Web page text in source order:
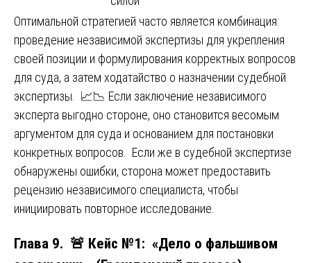
Оптимальной стратегией часто является комбинация:
проведение независимой экспертизы для укрепления
своей позиции и формулирования корректных вопросов
для суда, а затем ходатайство о назначении судебной
экспертизы. 📈📉 Если заключение независимого
эксперта выгодно стороне, оно становится весомым
аргументом для суда и основанием для постановки
конкретных вопросов. Если же в судебной экспертизе
обнаружены ошибки, сторона может предоставить
рецензию независимого специалиста, чтобы
инициировать повторное исследование.
Глава 9. 🚨 Кейс №1: «Дело о фальшивом